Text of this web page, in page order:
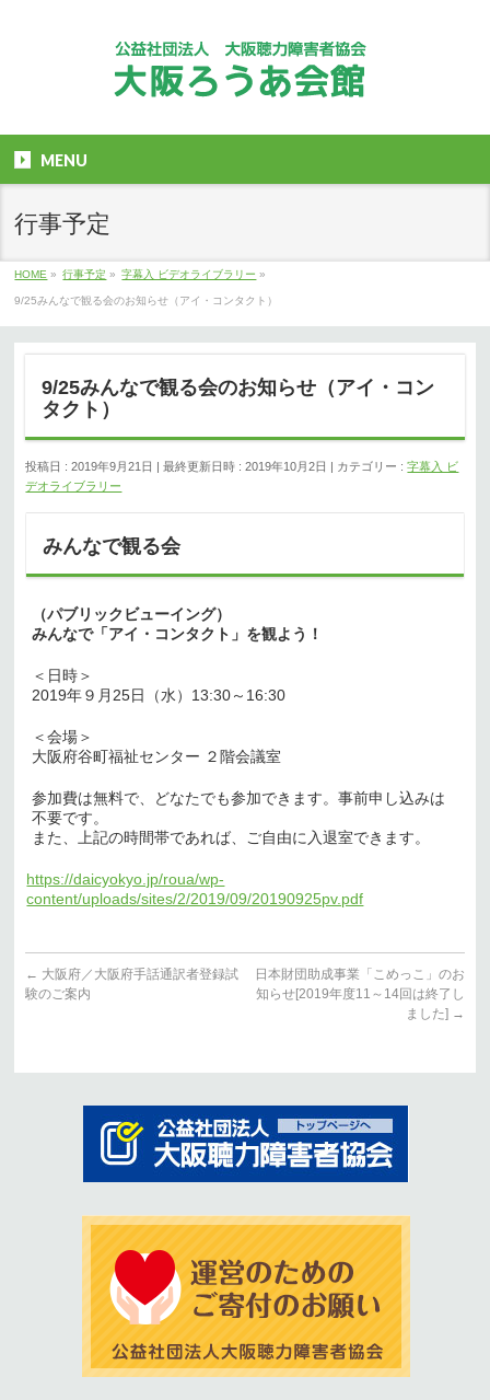
MENU
行事予定
HOME » 行事予定 » 字幕入 ビデオライブラリー »
9/25みんなで観る会のお知らせ（アイ・コンタクト）
9/25みんなで観る会のお知らせ（アイ・コン
タクト）
投稿日 : 2019年9月21日 最終更新日時 : 2019年10月2日 カテゴリー :字幕入 ビ
デオライブラリー
みんなで観る会
（パブリックビューイング）
みんなで「アイ・コンタクト」を観よう！
＜日時＞
2019年９月25日（水）13:30～16:30
＜会場＞
大阪府谷町福祉センター ２階会議室
参加費は無料で、どなたでも参加できます。事前申し込みは
不要です。
また、上記の時間帯であれば、ご自由に入退室できます。
https://daicyokyo.jp/roua/wp-
content/uploads/sites/2/2019/09/20190925pv.pdf
← 大阪府／大阪府手話通訳者登録試
験のご案内
日本財団助成事業「こめっこ」のお
知らせ[2019年度11～14回は終了し
ました] →